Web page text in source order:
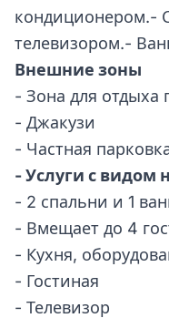
кондиционером.-
телевизором.-
Внешние зоны
- Зона для отдыха
- Джакузи
- Частная
- Услуги с видом
- 2 спальни и 1
- Вмещает до 4
- Кухня,
- Гостиная
- Телевизор